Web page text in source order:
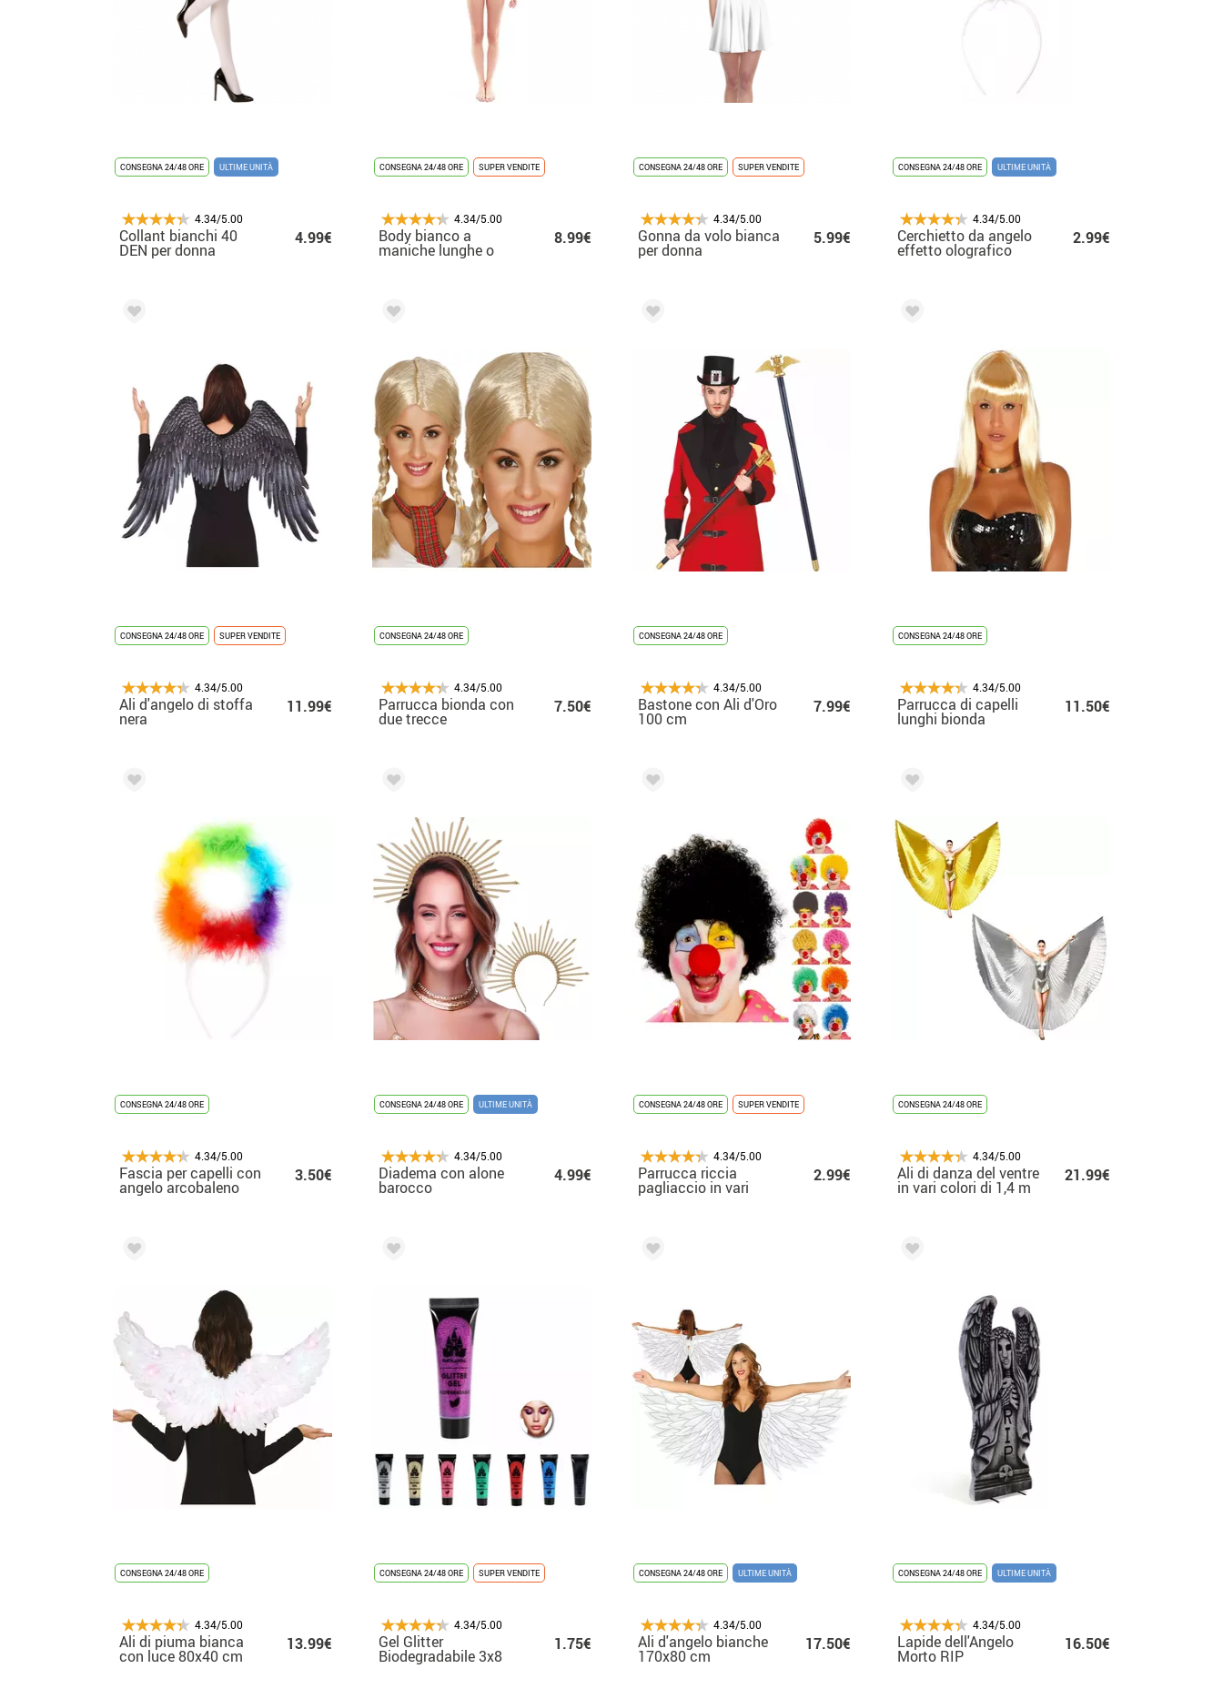
CONSEGNA 24/48 ORE ULTIME UNITÀ
4.34/5.00
Collant bianchi 40
DEN per donna
4.99€
CONSEGNA 24/48 ORE SUPER VENDITE
4.34/5.00
Body bianco a
maniche lunghe o
maglia da donna
8.99€
CONSEGNA 24/48 ORE SUPER VENDITE
4.34/5.00
Gonna da volo bianca
per donna
5.99€
CONSEGNA 24/48 ORE ULTIME UNITÀ
4.34/5.00
Cerchietto da angelo
effetto olografico
2.99€
CONSEGNA 24/48 ORE SUPER VENDITE
4.34/5.00
Ali d'angelo di stoffa
nera
11.99€
CONSEGNA 24/48 ORE
4.34/5.00
Parrucca bionda con
due trecce
7.50€
CONSEGNA 24/48 ORE
4.34/5.00
Bastone con Ali d'Oro
100 cm
7.99€
CONSEGNA 24/48 ORE
4.34/5.00
Parrucca di capelli
lunghi bionda
11.50€
CONSEGNA 24/48 ORE
4.34/5.00
Fascia per capelli con
angelo arcobaleno
3.50€
CONSEGNA 24/48 ORE ULTIME UNITÀ
4.34/5.00
Diadema con alone
barocco
4.99€
CONSEGNA 24/48 ORE SUPER VENDITE
4.34/5.00
Parrucca riccia
pagliaccio in vari
colori
2.99€
CONSEGNA 24/48 ORE
4.34/5.00
Ali di danza del ventre
in vari colori di 1,4 m
21.99€
CONSEGNA 24/48 ORE
4.34/5.00
Ali di piuma bianca
con luce 80x40 cm
13.99€
CONSEGNA 24/48 ORE SUPER VENDITE
4.34/5.00
Gel Glitter
Biodegradabile 3x8
cm in diversi colori
1.75€
CONSEGNA 24/48 ORE ULTIME UNITÀ
4.34/5.00
Ali d'angelo bianche
170x80 cm
17.50€
CONSEGNA 24/48 ORE ULTIME UNITÀ
4.34/5.00
Lapide dell'Angelo
Morto RIP
16.50€